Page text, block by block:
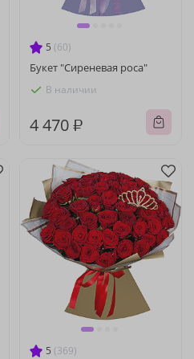
5 (60)
Букет "Сиреневая роса"
В наличии
4 470 ₽
5 (369)